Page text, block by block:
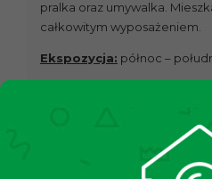
pralka oraz umywalka.
całkowitym wyposażeniem.
Ekspozycja: północ –
administracji. W czynszu
wodę, ogrzewanie, wywóz
wspólnych, fundusz